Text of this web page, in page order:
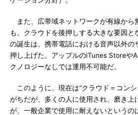
また、広帯域ネットワークが有線から
も、クラウドを後押しする大きな要因と
の誕生は、携帯電話における音声以外の
押し上げた。アップルのiTunes Storeや
クノロジーなしでは運用不可能だ。
このように、現在は“クラウド＝コン
がちだが、多くの人に使用され、磨き上
が、一般企業で使用に耐えないというの